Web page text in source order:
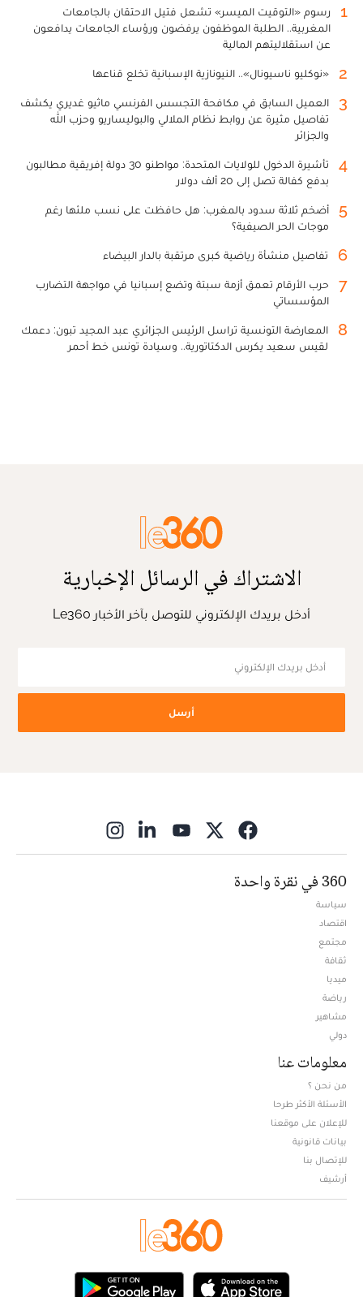
1
رسوم «التوقيت الميسر» تشعل فتيل الاحتقان بالجامعات
المغربية.. الطلبة الموظفون يرفضون ورؤساء الجامعات يدافعون
عن استقلاليتهم المالية
2 «نوكليو ناسيونال».. النيونازية الإسبانية تخلع قناعها
3
العميل السابق في مكافحة التجسس الفرنسي ماثيو غديري يكشف
تفاصيل مثيرة عن روابط نظام الملالي والبوليساريو وحزب الله
والجزائر
4
تأشيرة الدخول للولايات المتحدة: مواطنو 30 دولة إفريقية مطالبون
بدفع كفالة تصل إلى 20 ألف دولار
5
أضخم ثلاثة سدود بالمغرب: هل حافظت على نسب ملئها رغم
موجات الحر الصيفية؟
6 تفاصيل منشأة رياضية كبرى مرتقبة بالدار البيضاء
7
حرب الأرقام تعمق أزمة سبتة وتضع إسبانيا في مواجهة التضارب
المؤسساتي
8
المعارضة التونسية تراسل الرئيس الجزائري عبد المجيد تبون: دعمك
لقيس سعيد يكرس الدكتاتورية.. وسيادة تونس خط أحمر
الاشتراك في الرسائل الإخبارية
أدخل بريدك الإلكتروني للتوصل بآخر الأخبار Le360
أرسل
360 في نقرة واحدة
سياسة
اقتصاد
مجتمع
ثقافة
ميديا
رياضة
مشاهير
دولي
معلومات عنا
من نحن ؟
الأسئلة الأكثر طرحا
للإعلان على موقعنا
بيانات قانونية
للإتصال بنا
أرشيف